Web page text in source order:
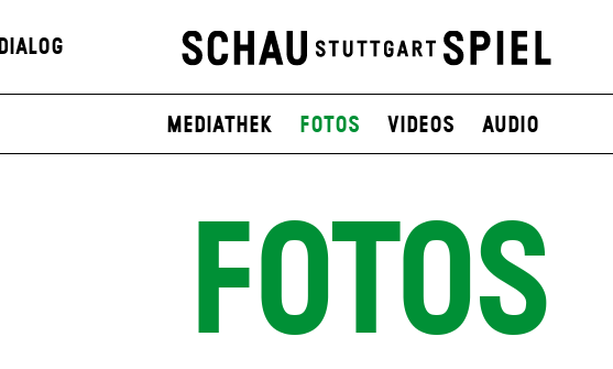
Dialog
Mediathek Fotos Videos Audio
FOTOS